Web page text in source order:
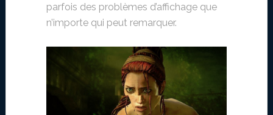
parfois des problèmes d’affichage que
n’importe qui peut remarquer.